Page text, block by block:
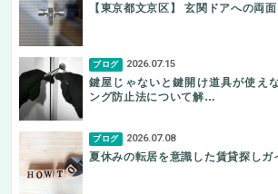
【東京都文京区】 玄関ドアへの両
ブログ 2026.07.15
鍵屋じゃないと鍵開け道具が使え
ング防止法について解…
ブログ 2026.07.08
夏休みの転居を意識した賃貸探しガ